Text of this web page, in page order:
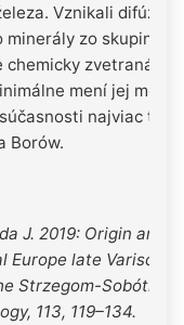
Vznikali difúzne
zo skupiny
chemicky zvetraná
mení jej
najviac ťaží
Borów.
J. 2019: Origin and
late Variscan
Strzegom-Sobótka
113, 119–134.